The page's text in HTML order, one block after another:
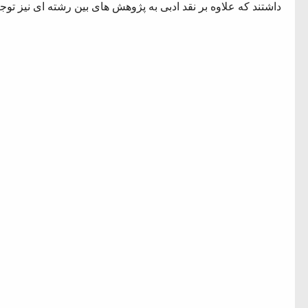
داشتند که علاوه بر نقد ادبی به پژوهش های بین رشته ای نیز